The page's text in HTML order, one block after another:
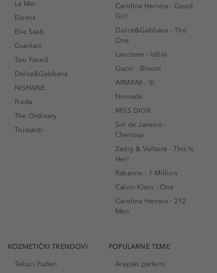
La Mer
Elemis
Elie Saab
Guerlain
Too Faced
Dolce&Gabbana
NISHANE
Prada
The Ordinary
Trussardi
Carolina Herrera - Good
Girl
Dolce&Gabbana - The
One
Lancôme - Idôle
Gucci - Bloom
ARMANI - Sì
Nomade
MISS DIOR
Sol de Janeiro -
Cheirosa
Zadig & Voltaire - This Is
Her!
Rabanne - 1 Million
Calvin Klein - One
Carolina Herrera - 212
Men
KOZMETIČKI TRENDOVI
Tekuci Puderi
POPULARNE TEME
Arapski parfemi